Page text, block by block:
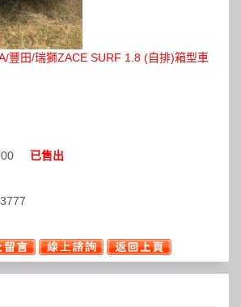
豐田/瑞獅ZACE SURF 1.8 (自排)箱型車
已售出